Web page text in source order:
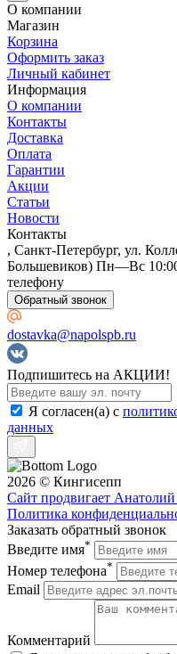
О компании
Магазин
Корзина
Оформить заказ
Личный кабинет
Информация
О компании
Контакты
Доставка
Оплата
Гарантии
Акции
Статьи
Новости
Контакты
, Санкт-Петербург, ул.
Большевиков) Пн—Вс
телефону
Обратный звонок
dostavka@napolspb.ru
Подпишитесь на АКЦИИ!
Я согласен(a) с
данных
2026 © Кингисепп
Сайт продвигает
Политика
Заказать обратный звонок
Введите имя*
Номер телефона*
Email
Комментарий